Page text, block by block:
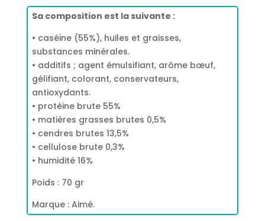
Sa composition est la suivante :
• caséine (55%), huiles et graisses,
substances minérales.
• additifs ; agent émulsifiant, arôme bœuf,
gélifiant, colorant, conservateurs,
antioxydants.
• protéine brute 55%
• matières grasses brutes 0,5%
• cendres brutes 13,5%
• cellulose brute 0,3%
• humidité 16%
Poids : 70 gr
Marque : Aimé.